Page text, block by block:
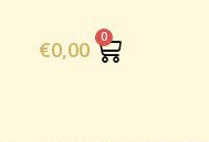
€0,00